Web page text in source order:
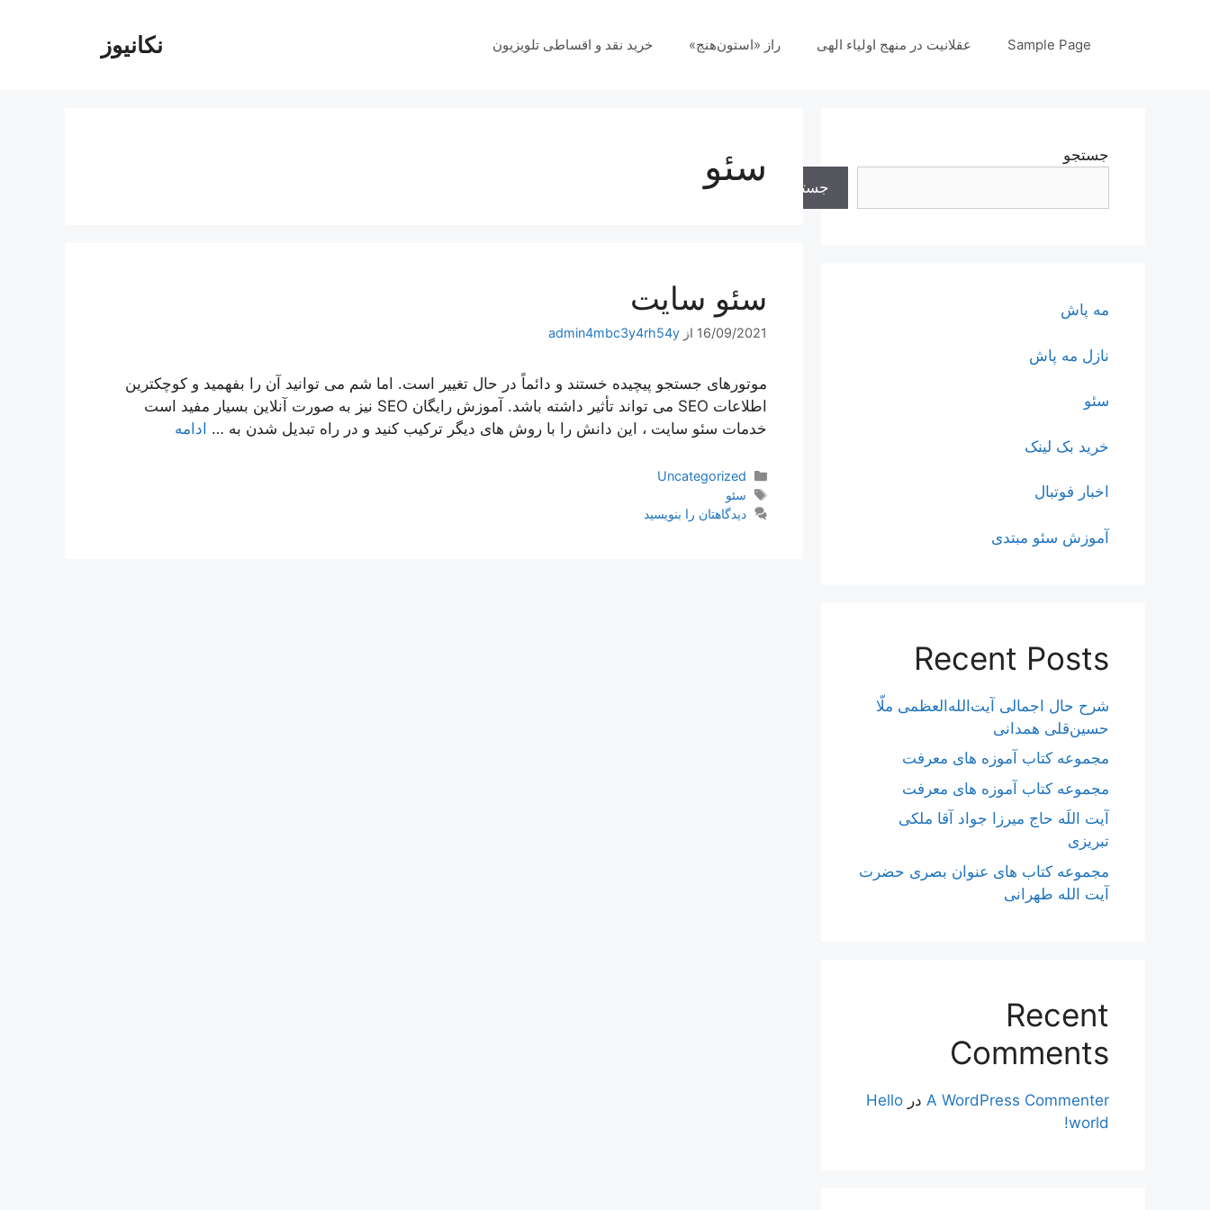
نکانیوز Sample Page عقلانیت در منهج اولیاء الهی راز «استون‌هنج» خرید نقد و اقساطی تلویزیون
سئو
سئو سایت
16/09/2021 از admin4mbc3y4rh54y
موتورهای جستجو پیچیده خستند و دائماً در حال تغییر است. اما شم می توانید آن را بفهمید و کوچکترین
اطلاعات SEO می تواند تأثیر داشته باشد. آموزش رایگان SEO نیز به صورت آنلاین بسیار مفید است
خدمات سئو سایت ، این دانش را با روش های دیگر ترکیب کنید و در راه تبدیل شدن به … ادامه
دسته‌ها
Uncategorized
برچسب‌ها
سئو
دیدگاهتان را بنویسید
جستجو
جستجو
مه پاش
نازل مه پاش
سئو
خرید بک لینک
اخبار فوتبال
آموزش سئو مبتدی
Recent Posts
شرح حال اجمالی آیت‌الله‌العظمی ملّا
حسین‌قلی همدانی
مجموعه کتاب آموزه های معرفت
مجموعه کتاب آموزه های معرفت
آیت اللَه حاج میرزا جواد آقا ملکی
تبریزی
مجموعه کتاب های عنوان بصری حضرت
آیت الله طهرانی
Recent
Comments
A WordPress Commenter در Hello
world!